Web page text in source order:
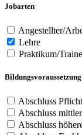
Jobarten
Angestellter/
Lehre
Praktikum/
Bildungsvoraussetzung
Abschluss
Abschluss
Abschluss